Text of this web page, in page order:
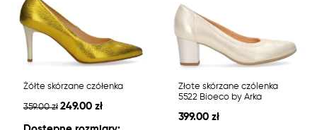
Żółte skórzane czółenka
359.00 zł 249.00 zł
Złote skórzane czólenka
5522 Bioeco by Arka
399.00 zł